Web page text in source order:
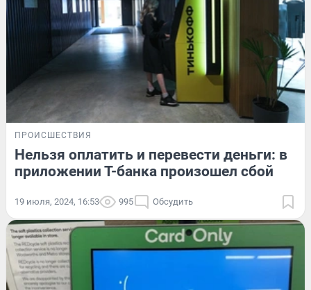
ПРОИСШЕСТВИЯ
Нельзя оплатить и перевести деньги: в
приложении Т-банка произошел сбой
19 июля, 2024, 16:53 995 Обсудить